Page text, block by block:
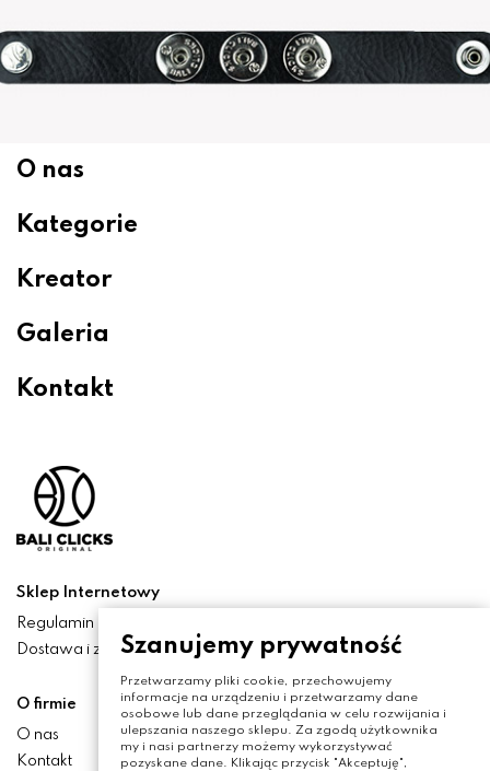
O nas
Kategorie
Kreator
Galeria
Kontakt
Sklep Internetowy
Regulamin
Dostawa i zwroty
O firmie
O nas
Kontakt
Szanujemy prywatność
Przetwarzamy pliki cookie, przechowujemy
informacje na urządzeniu i przetwarzamy dane
osobowe lub dane przeglądania w celu rozwijania i
ulepszania naszego sklepu. Za zgodą użytkownika
my i nasi partnerzy możemy wykorzystywać
pozyskane dane. Klikając przycisk "Akceptuję",